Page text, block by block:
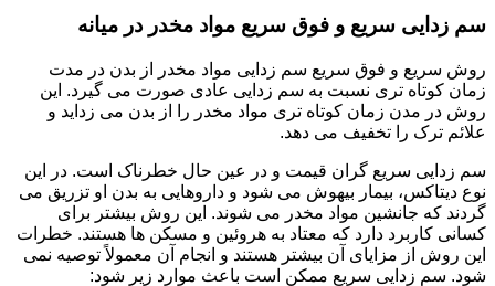
سم زدایی سریع و فوق سریع مواد مخدر در میانه
روش سریع و فوق سریع سم زدایی مواد مخدر از بدن در مدت
زمان کوتاه تری نسبت به سم زدایی عادی صورت می گیرد. این
روش در مدن زمان کوتاه تری مواد مخدر را از بدن می زداید و
علائم ترک را تخفیف می دهد.
سم زدایی سریع گران قیمت و در عین حال خطرناک است. در این
نوع دیتاکس، بیمار بیهوش می شود و داروهایی به بدن او تزریق می
گردند که جانشین مواد مخدر می شوند. این روش بیشتر برای
کسانی کاربرد دارد که معتاد به هروئین و مسکن ها هستند. خطرات
این روش از مزایای آن بیشتر هستند و انجام آن معمولاً توصیه نمی
شود. سم زدایی سریع ممکن است باعث موارد زیر شود: